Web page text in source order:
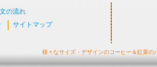
の流れ
サイトマップ
様々なサイズ・デザインのコーヒー＆紅茶の